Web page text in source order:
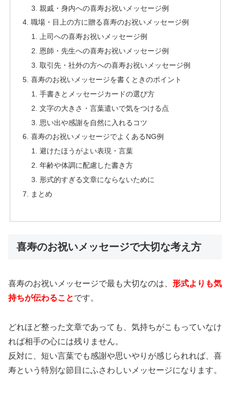
親戚・身内への喜寿お祝いメッセージ例
職場・目上の方に贈る喜寿のお祝いメッセージ例
上司への喜寿お祝いメッセージ例
恩師・先生への喜寿お祝いメッセージ例
取引先・社外の方への喜寿お祝いメッセージ例
喜寿のお祝いメッセージを書くときのポイント
手書きとメッセージカードの選び方
文字の大きさ・言葉遣いで気をつける点
思い出や感謝を自然に入れるコツ
喜寿のお祝いメッセージでよくあるNG例
避けたほうがよい表現・言葉
年齢や体調に配慮した書き方
形式的すぎる文章にならないために
まとめ
喜寿のお祝いメッセージで大切な考え方
喜寿のお祝いメッセージで最も大切なのは、 形式よりも気
持ちが伝わることです。
どれほど整った文章であっても、気持ちがこもっていなけ
れば相手の心には残りません。
反対に、短い言葉でも感謝や思いやりが感じられれば、喜
寿という特別な節目にふさわしいメッセージになります。